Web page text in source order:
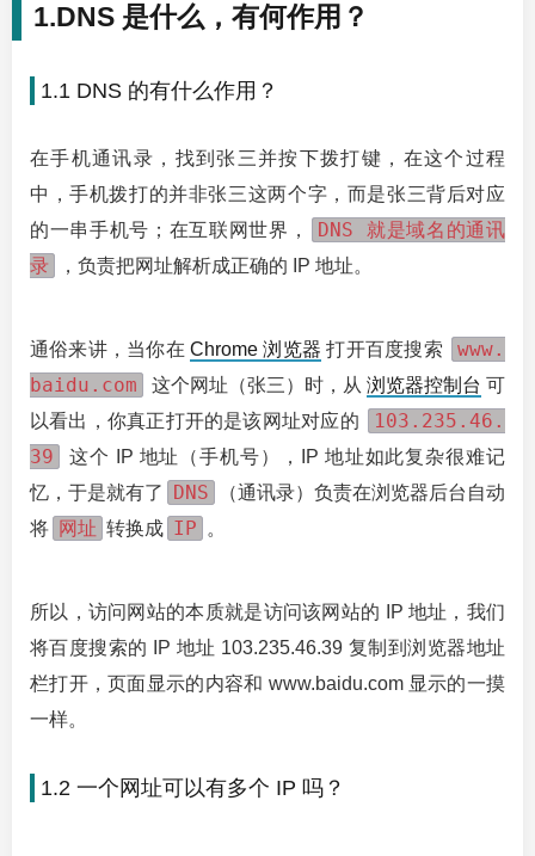
1.DNS 是什么，有何作用？
1.1 DNS 的有什么作用？
在手机通讯录，找到张三并按下拨打键，在这个过程
中，手机拨打的并非张三这两个字，而是张三背后对应
的一串手机号；在互联网世界，
DNS 就是域名的通讯
录
，负责把网址解析成正确的 IP 地址。
通俗来讲，当你在Chrome 浏览器 打开百度搜索
www.
baidu.com
这个网址（张三）时，从 浏览器控制台 可
以看出，你真正打开的是该网址对应的
103.235.46.
39
这个 IP 地址（手机号），IP 地址如此复杂很难记
忆，于是就有了
DNS
（通讯录）负责在浏览器后台自动
将 网址 转换成 IP 。
所以，访问网站的本质就是访问该网站的 IP 地址，我们
将百度搜索的 IP 地址 103.235.46.39 复制到浏览器地址
栏打开，页面显示的内容和 www.baidu.com 显示的一摸
一样。
1.2 一个网址可以有多个 IP 吗？